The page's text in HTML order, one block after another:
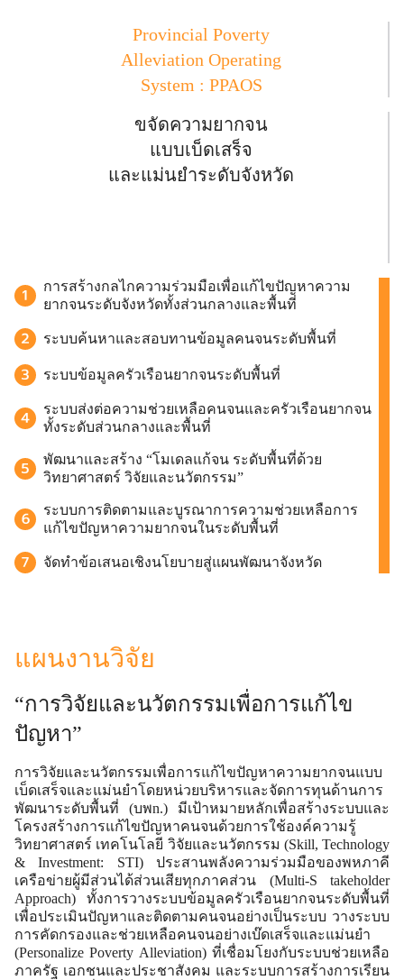
Provincial Poverty
Alleviation Operating
System : PPAOS
ขจัดความยากจน
แบบเบ็ดเสร็จ
และแม่นยำระดับจังหวัด
การสร้างกลไกความร่วมมือเพื่อแก้ไขปัญหาความ
ยากจนระดับจังหวัดทั้งส่วนกลางและพื้นที่
ระบบค้นหาและสอบทานข้อมูลคนจนระดับพื้นที่
ระบบข้อมูลครัวเรือนยากจนระดับพื้นที่
ระบบส่งต่อความช่วยเหลือคนจนและครัวเรือนยากจน
ทั้งระดับส่วนกลางและพื้นที่
พัฒนาและสร้าง “โมเดลแก้จน ระดับพื้นที่ด้วย
วิทยาศาสตร์ วิจัยและนวัตกรรม”
ระบบการติดตามและบูรณาการความช่วยเหลือการ
แก้ไขปัญหาความยากจนในระดับพื้นที่
จัดทำข้อเสนอเชิงนโยบายสู่แผนพัฒนาจังหวัด
แผนงานวิจัย
“การวิจัยและนวัตกรรมเพื่อการแก้ไข
ปัญหา”
การวิจัยและนวัตกรรมเพื่อการแก้ไขปัญหาความยากจนแบบ
เบ็ดเสร็จและแม่นยำโดยหน่วยบริหารและจัดการทุนด้านการ
พัฒนาระดับพื้นที่ (บพn.) มีเป้าหมายหลักเพื่อสร้างระบบและ
โครงสร้างการแก้ไขปัญหาคนจนด้วยการใช้องค์ความรู้
วิทยาศาสตร์ เทคโนโลยี วิจัยและนวัตกรรม (Skill, Technology
& Investment: STI) ประสานพลังความร่วมมือของพหภาคี
เครือข่ายผู้มีส่วนได้ส่วนเสียทุกภาคส่วน (Multi-S takeholder
Approach) ทั้งการวางระบบข้อมูลครัวเรือนยากจนระดับพื้นที่
เพื่อประเมินปัญหาและติดตามคนจนอย่างเป็นระบบ วางระบบ
การคัดกรองและช่วยเหลือคนจนอย่างเบ๊ดเสร็จและแม่นยำ
(Personalize Poverty Alleviation) ที่เชื่อมโยงกับระบบช่วยเหลือ
ภาครัฐ เอกชนและประชาสังคม และระบบการสร้างการเรียน